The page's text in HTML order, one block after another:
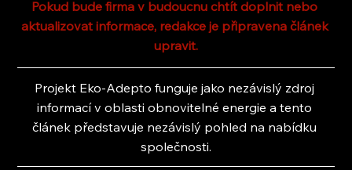
Pokud bude firma v budoucnu chtít doplnit nebo
aktualizovat informace, redakce je připravena článek
upravit.
Projekt Eko-Adepto funguje jako nezávislý zdroj
informací v oblasti obnovitelné energie a tento
článek představuje nezávislý pohled na nabídku
společnosti.